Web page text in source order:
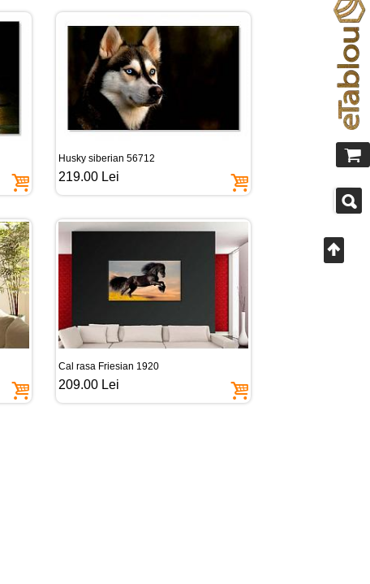
Husky siberian 56712
219.00 Lei
Cal rasa Friesian 1920
209.00 Lei